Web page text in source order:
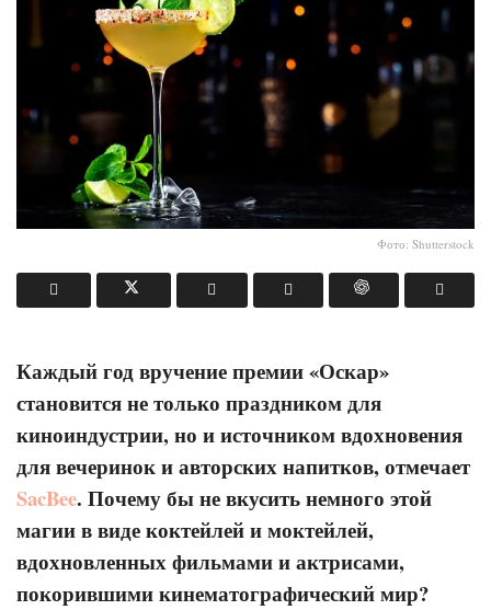
Фото: Shutterstock
Каждый год вручение премии «Оскар»
становится не только праздником для
киноиндустрии, но и источником вдохновения
для вечеринок и авторских напитков, отмечает
SacBee. Почему бы не вкусить немного этой
магии в виде коктейлей и моктейлей,
вдохновленных фильмами и актрисами,
покорившими кинематографический мир?